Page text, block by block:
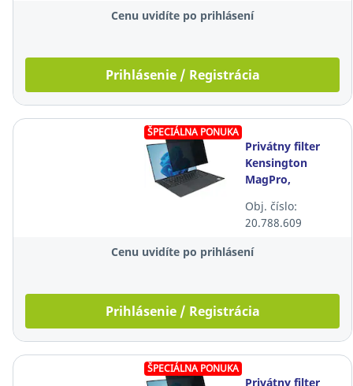
Cenu uvidíte po prihlásení
Prihlásenie / Registrácia
ŠPECIÁLNA PONUKA
Privátny filter
Kensington
MagPro,
notebook 14"
(16:10)
Obj. číslo:
20.788.609
Cenu uvidíte po prihlásení
Prihlásenie / Registrácia
ŠPECIÁLNA PONUKA
Privátny filter